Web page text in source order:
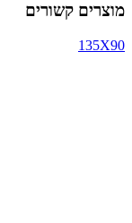
מוצרים קשורים
135X90